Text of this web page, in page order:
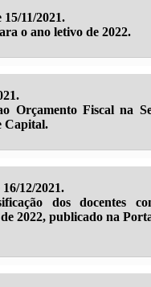
11/2021.
o ano letivo de 2022.
Orçamento Fiscal na
Capital.
12/2021.
dos docentes
2022, publicado na